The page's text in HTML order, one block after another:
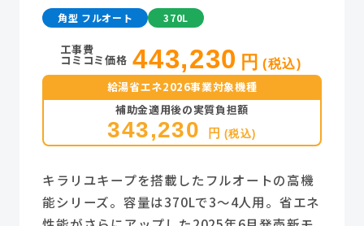
角型 フルオート 370L
キラリユキープを搭載したフルオートの高機
能シリーズ。容量は370Lで3～4人用。省エネ
給湯省エネ2026事業対象機種
補助金適用後の実質負担額
343,230 円 (税込)
工事費
コミコミ価格 443,230 円 (税込)